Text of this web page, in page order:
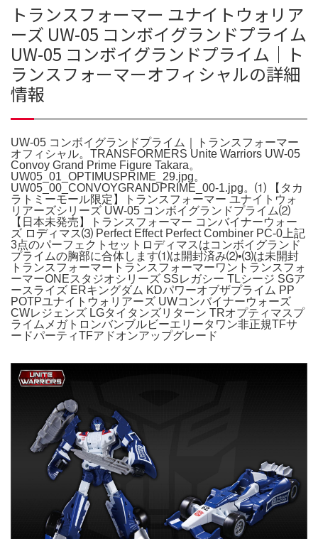
トランスフォーマー ユナイトウォリア
ーズ UW-05 コンボイグランドプライム
UW-05 コンボイグランドプライム｜ト
ランスフォーマーオフィシャルの詳細
情報
UW-05 コンボイグランドプライム｜トランスフォーマー
オフィシャル。TRANSFORMERS Unite Warriors UW-05
Convoy Grand Prime Figure Takara。
UW05_01_OPTIMUSPRIME_29.jpg。
UW05_00_CONVOYGRANDPRIME_00-1.jpg。⑴ 【タカ
ラトミーモール限定】トランスフォーマー ユナイトウォ
リアーズシリーズ UW-05 コンボイグランドプライム⑵
【日本未発売】トランスフォーマー コンバイナーウォー
ズ ロディマス⑶ Perfect Effect Perfect Combiner PC-0上記
3点のパーフェクトセットロディマスはコンボイグランド
プライムの胸部に合体します⑴は開封済み⑵•⑶は未開封
トランスフォーマートランスフォーマーワントランスフォ
ーマーONEスタジオシリーズ SSレガシー TLシージ SGア
ースライズ ERキングダム KDパワーオブザプライム PP
POTPユナイトウォリアーズ UWコンバイナーウォーズ
CWレジェンズ LGタイタンズリターン TRオプティマスプ
ライムメガトロンバンブルビーエリータワン非正規TFサ
ードパーティTFアドオンアップグレード